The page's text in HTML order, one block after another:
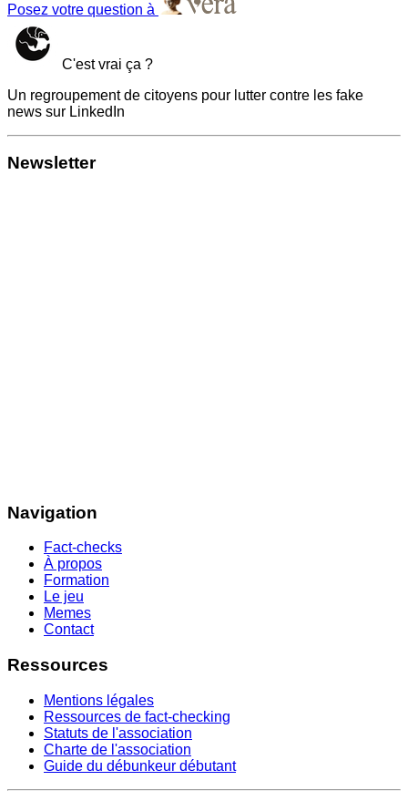
Posez votre question à
C'est vrai ça ?
Un regroupement de citoyens pour lutter contre les fake
news sur LinkedIn
Newsletter
Navigation
Fact-checks
À propos
Formation
Le jeu
Memes
Contact
Ressources
Mentions légales
Ressources de fact-checking
Statuts de l'association
Charte de l'association
Guide du débunkeur débutant